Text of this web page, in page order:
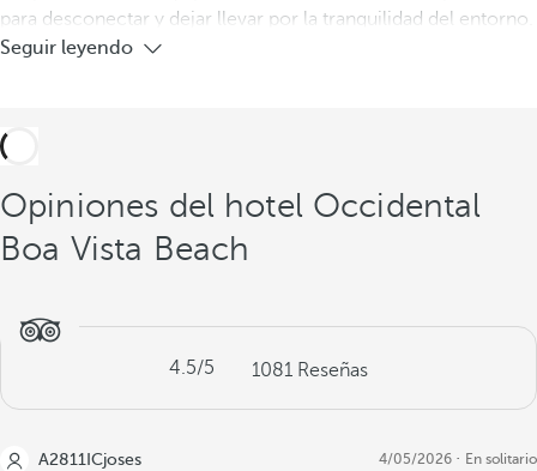
para desconectar y dejar llevar por la tranquilidad del entorno.
Seguir leyendo
Opiniones del hotel Occidental
Boa Vista Beach
4.5/5 1081 Reseñas
A2811ICjoses 4/05/2026 En solitario